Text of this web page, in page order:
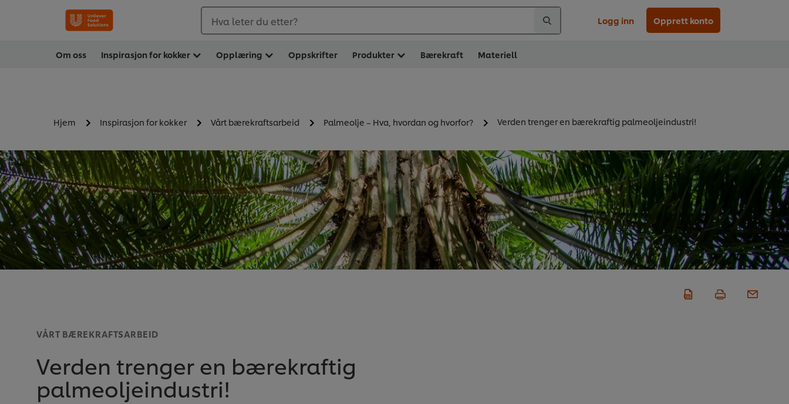
Hva leter du etter? Logg inn Opprett konto
Om oss Inspirasjon for kokker Opplæring Oppskrifter Produkter Bærekraft Materiell
Hjem Inspirasjon for kokker Vårt bærekraftsarbeid Palmeolje – Hva, hvordan og hvorfor? Verden trenger en bærekraftig palmeoljeindustri!
VÅRT BÆREKRAFTSARBEID
Verden trenger en bærekraftig
palmeoljeindustri!